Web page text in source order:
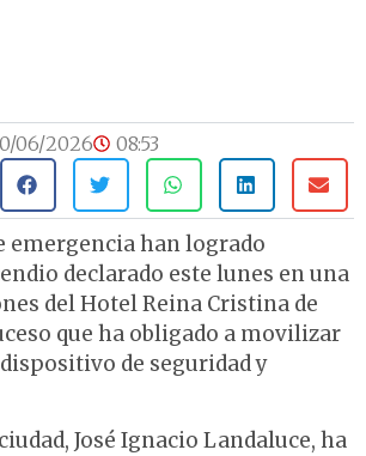
06/2026 08:53
emergencia han logrado
declarado este lunes en una
del Hotel Reina Cristina de
que ha obligado a movilizar
de seguridad y
José Ignacio Landaluce, ha